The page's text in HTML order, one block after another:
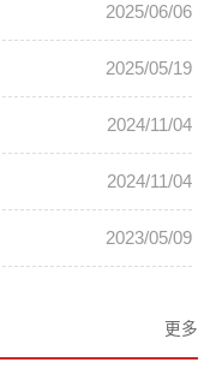
2025/06/06
2025/05/19
2024/11/04
2024/11/04
2023/05/09
更多